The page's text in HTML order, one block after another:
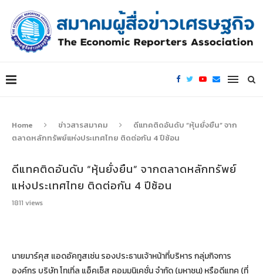
Home ข่าวสารสมาคม
ดีแทคติดอันดับ “หุ้นยั่งยืน” จาก
ตลาดหลักทรัพย์แห่งประเทศไทย ติดต่อกัน 4 ปีซ้อน
ดีแทคติดอันดับ “หุ้นยั่งยืน” จากตลาดหลักทรัพย์
แห่งประเทศไทย ติดต่อกัน 4 ปีซ้อน
1811 views
นายมาร์คุส แอดอัคทูสเซ่น รองประธานเจ้าหน้าที่บริหาร กลุ่มกิจการ
องค์กร บริษัท โทเทิ่ล แอ็คเซ็ส คอมมูนิเคชั่น จำกัด (มหาชน) หรือดีแทค (ที่